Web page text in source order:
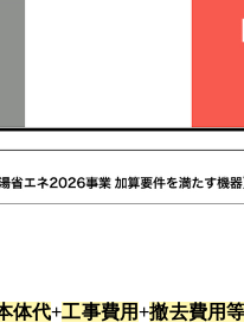
体代+工事費用+撤去費用等